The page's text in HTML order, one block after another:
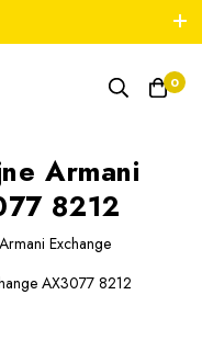
0
Armani
8212
Armani Exchange
AX3077 8212